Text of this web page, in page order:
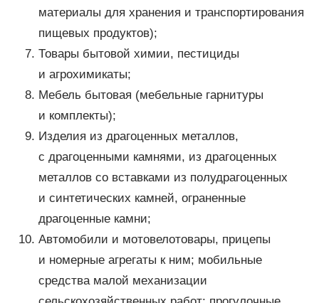
материалы для хранения и транспортирования
пищевых продуктов);
Товары бытовой химии, пестициды
и агрохимикаты;
Мебель бытовая (мебельные гарнитуры
и комплекты);
Изделия из драгоценных металлов,
с драгоценными камнями, из драгоценных
металлов со вставками из полудрагоценных
и синтетических камней, ограненные
драгоценные камни;
Автомобили и мотовелотовары, прицепы
и номерные агрегаты к ним; мобильные
средства малой механизации